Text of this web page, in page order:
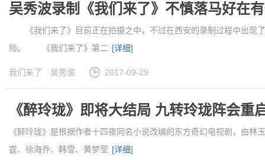
吴秀波录制《我们来了》不慎落马好在
《我们来了》目前正在拍摄之中，不过在西安的录制过程中出现
险。 《我们来了》第二 [详细]
我们来了 吴秀波 2017-09-29
《醉玲珑》即将大结局 九转玲珑阵会重
《醉玲珑》是根据作者十四夜同名小说改编的东方奇幻电视剧，由
霆、徐海乔、韩雪、黄梦莹 [详细]